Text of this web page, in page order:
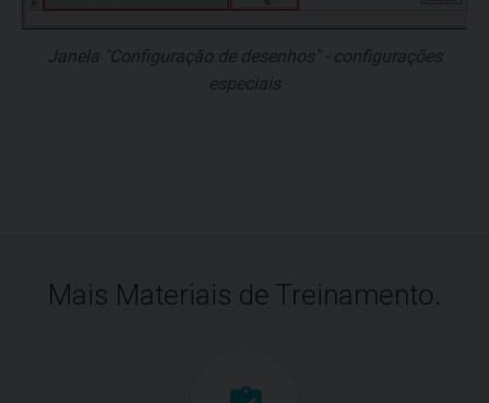
Janela "Configuração de desenhos" - configurações
especiais
Mais Materiais de Treinamento.